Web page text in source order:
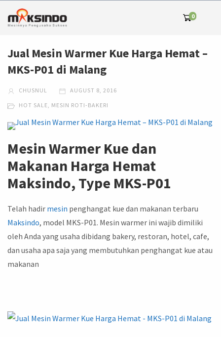
0
Jual Mesin Warmer Kue Harga Hemat –
MKS-P01 di Malang
CHUSNUL AUGUST 8, 2016
HOT SALE, MESIN ROTI-BAKERI
Mesin Warmer Kue dan
Makanan Harga Hemat
Maksindo, Type MKS-P01
Telah hadir mesin penghangat kue dan makanan terbaru
Maksindo, model MKS-P01. Mesin warmer ini wajib dimiliki
oleh Anda yang usaha dibidang bakery, restoran, hotel, cafe,
dan usaha apa saja yang membutuhkan penghangat kue atau
makanan